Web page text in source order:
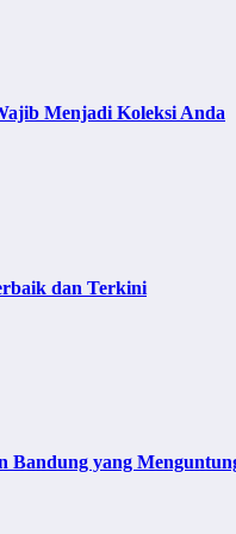
Menjadi Koleksi Anda
dan Terkini
Bandung yang